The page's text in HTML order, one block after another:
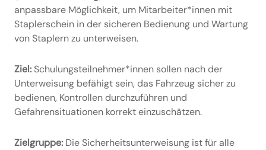
anpassbare Möglichkeit, um Mitarbeiter*innen mit
Staplerschein in der sicheren Bedienung und Wartung
von Staplern zu unterweisen.
Ziel:Schulungsteilnehmer*innen sollen nach der
Unterweisung befähigt sein, das Fahrzeug sicher zu
bedienen, Kontrollen durchzuführen und
Gefahrensituationen korrekt einzuschätzen.
Zielgruppe: Die Sicherheitsunterweisung ist für alle